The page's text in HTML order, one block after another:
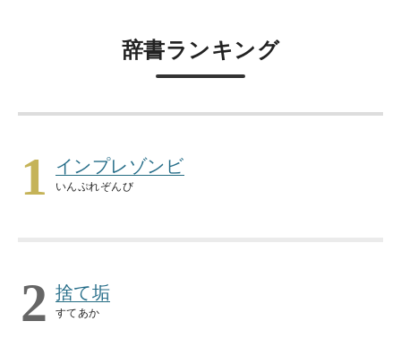
辞書ランキング
1 インプレゾンビ
いんぷれぞんび
2 捨て垢
すてあか